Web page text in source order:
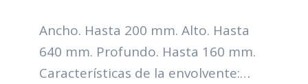
Ancho. Hasta 200 mm. Alto. Hasta
640 mm. Profundo. Hasta 160 mm.
Características de la envolvente: